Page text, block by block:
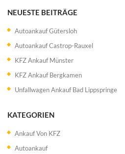
NEUESTE BEITRÄGE
Autoankauf Gütersloh
Autoankauf Castrop-Rauxel
KFZ Ankauf Münster
KFZ Ankauf Bergkamen
Unfallwagen Ankauf Bad Lippspringe
KATEGORIEN
Ankauf Von KFZ
Autoankauf